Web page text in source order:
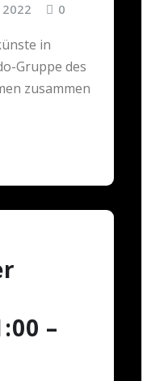
2022 0
in
Gruppe des
zusammen
–